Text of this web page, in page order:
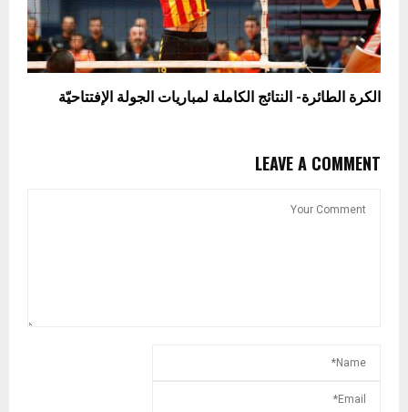
الكرة الطائرة- النتائج الكاملة لمباريات الجولة الإفتتاحيّة
LEAVE A COMMENT